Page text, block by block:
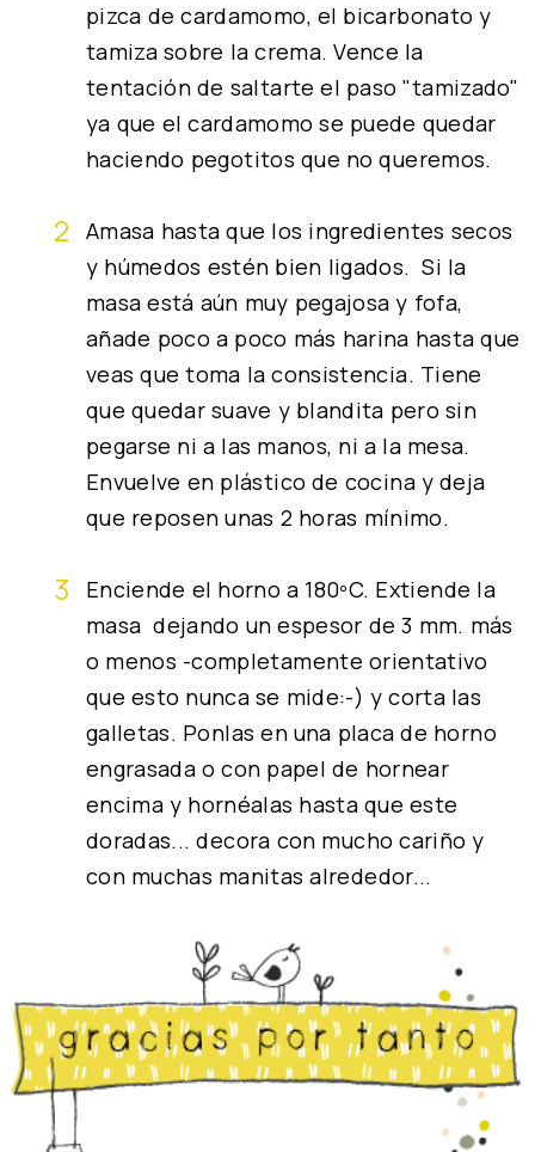
pizca de cardamomo, el bicarbonato y
tamiza sobre la crema. Vence la
tentación de saltarte el paso "tamizado"
ya que el cardamomo se puede quedar
haciendo pegotitos que no queremos.
Amasa hasta que los ingredientes secos
y húmedos estén bien ligados. Si la
masa está aún muy pegajosa y fofa,
añade poco a poco más harina hasta que
veas que toma la consistencia. Tiene
que quedar suave y blandita pero sin
pegarse ni a las manos, ni a la mesa.
Envuelve en plástico de cocina y deja
que reposen unas 2 horas mínimo.
Enciende el horno a 180ºC. Extiende la
masa dejando un espesor de 3 mm. más
o menos -completamente orientativo
que esto nunca se mide:-) y corta las
galletas. Ponlas en una placa de horno
engrasada o con papel de hornear
encima y hornéalas hasta que este
doradas... decora con mucho cariño y
con muchas manitas alrededor...